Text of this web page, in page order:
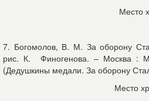
Место
7. Богомолов, В. М. За оборону
рис. К. Финогенова. – Москва
(Дедушкины медали. За оборону
Место